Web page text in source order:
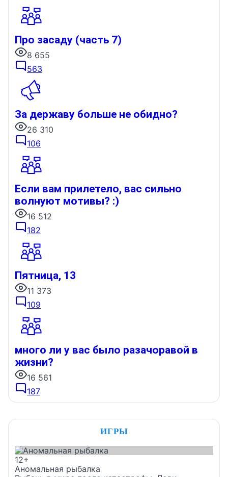
Про засаду (часть 7)
8 655
563
За державу больше не обидно?
26 310
106
Если вам прилетело, вас сильно
волнуют мотивы? :)
16 512
182
Пятница, 13
11 373
109
много ли у вас было разачоравой в
жизни?
16 561
187
ИГРЫ
12+
Аномальная рыбалка